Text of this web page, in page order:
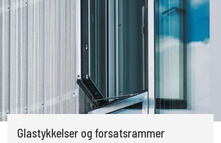
Glastykkelser og forsatsrammer